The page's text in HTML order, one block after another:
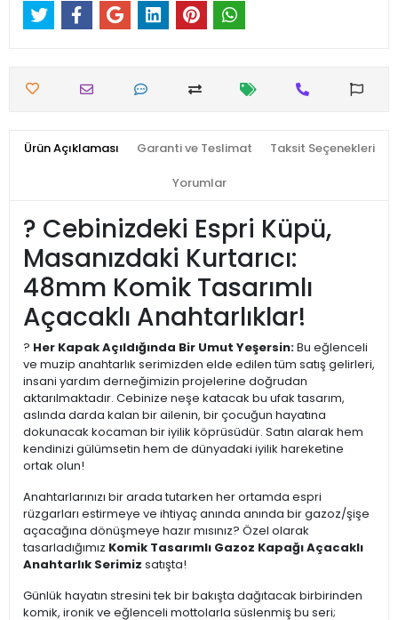
Ürün Açıklaması Garanti ve Teslimat Taksit Seçenekleri
Yorumlar
? Cebinizdeki Espri Küpü,
Masanızdaki Kurtarıcı:
48mm Komik Tasarımlı
Açacaklı Anahtarlıklar!
? Her Kapak Açıldığında Bir Umut Yeşersin:Bu eğlenceli
ve muzip anahtarlık serimizden elde edilen tüm satış gelirleri,
insani yardım derneğimizin projelerine doğrudan
aktarılmaktadır. Cebinize neşe katacak bu ufak tasarım,
aslında darda kalan bir ailenin, bir çocuğun hayatına
dokunacak kocaman bir iyilik köprüsüdür. Satın alarak hem
kendinizi gülümsetin hem de dünyadaki iyilik hareketine
ortak olun!
Anahtarlarınızı bir arada tutarken her ortamda espri
rüzgarları estirmeye ve ihtiyaç anında anında bir gazoz/şişe
açacağına dönüşmeye hazır mısınız? Özel olarak
tasarladığımız Komik Tasarımlı Gazoz Kapağı Açacaklı
Anahtarlık Serimiz satışta!
Günlük hayatın stresini tek bir bakışta dağıtacak birbirinden
komik, ironik ve eğlenceli mottolarla süslenmiş bu seri;